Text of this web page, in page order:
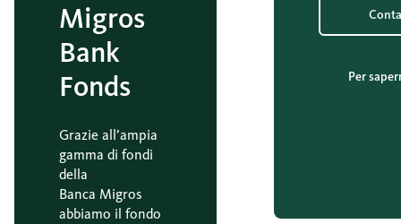
Per
Migros
Bank
Fonds
Grazie all’ampia
gamma di fondi
della
Banca Migros
abbiamo il fondo